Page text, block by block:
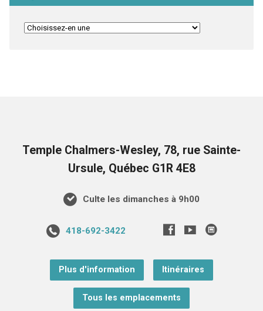
Temple Chalmers-Wesley, 78, rue Sainte-
Ursule, Québec G1R 4E8
Culte les dimanches à 9h00
418-692-3422
Plus d'information Itinéraires
Tous les emplacements